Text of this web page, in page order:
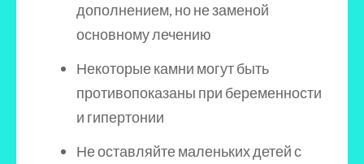
дополнением, но не заменой
основному лечению
Некоторые камни могут быть
противопоказаны при беременности
и гипертонии
Не оставляйте маленьких детей с